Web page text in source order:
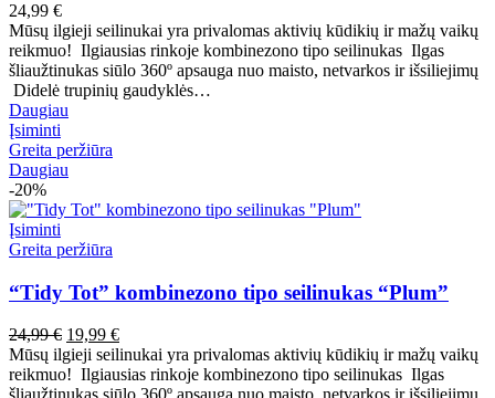
24,99 €
Mūsų ilgieji seilinukai yra privalomas aktivių kūdikių ir mažų vaikų
reikmuo! Ilgiausias rinkoje kombinezono tipo seilinukas Ilgas
šliaužtinukas siūlo 360º apsauga nuo maisto, netvarkos ir išsiliejimų
Didelė trupinių gaudyklės…
Daugiau
Įsiminti
Greita peržiūra
Daugiau
-20%
Įsiminti
Greita peržiūra
“Tidy Tot” kombinezono tipo seilinukas “Plum”
24,99€ Pradinė
kaina
buvo:
24,99 €.
19,99 €Dabartinė
kaina
yra:
19,99 €.
Mūsų ilgieji seilinukai yra privalomas aktivių kūdikių ir mažų vaikų
reikmuo! Ilgiausias rinkoje kombinezono tipo seilinukas Ilgas